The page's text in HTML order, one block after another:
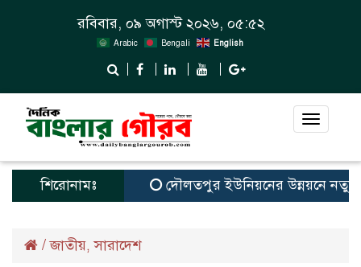
রবিবার, ০৯ অগাস্ট ২০২৬, ০৫:৫২
Arabic Bengali English
Toggle
শিরোনামঃ দৌলতপুর ইউনিয়নের উন্নয়নে নতুন
/জাতীয়,সারাদেশ